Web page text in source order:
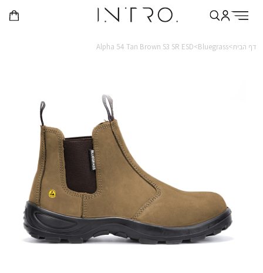
דף הבית>Bluegrass>
Alpha 54 Tan Brown S3 SR ESD